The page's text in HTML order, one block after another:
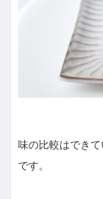
味の比較はでき
です。